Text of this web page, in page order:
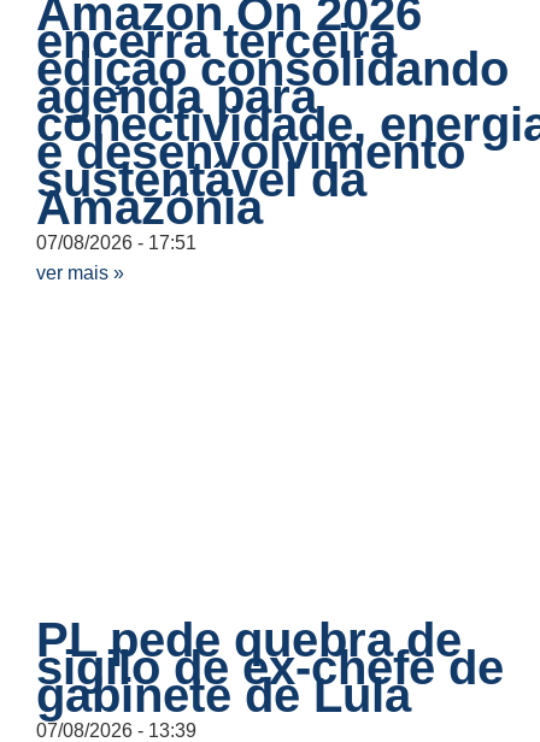
Amazon On 2026
encerra terceira
edição consolidando
agenda para
conectividade,
e desenvolvimento
sustentável da
Amazônia
07/08/2026
17:51
ver mais »
PL pede quebra de
sigilo de ex-chefe de
gabinete de Lula
07/08/2026
13:39